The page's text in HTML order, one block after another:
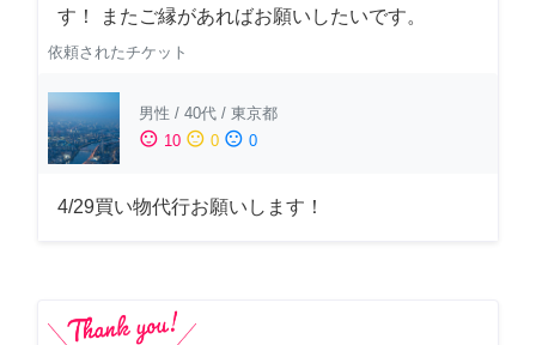
す！ またご縁があればお願いしたいです。
依頼されたチケット
男性 / 40代 / 東京都
sentiment_satisfied 10 sentiment_neutral 0 sentiment_dissatisfied 0
4/29買い物代行お願いします！